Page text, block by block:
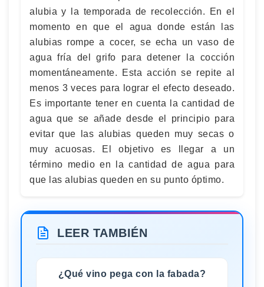
alubia y la temporada de recolección. En el
momento en que el agua donde están las
alubias rompe a cocer, se echa un vaso de
agua fría del grifo para detener la cocción
momentáneamente. Esta acción se repite al
menos 3 veces para lograr el efecto deseado.
Es importante tener en cuenta la cantidad de
agua que se añade desde el principio para
evitar que las alubias queden muy secas o
muy acuosas. El objetivo es llegar a un
término medio en la cantidad de agua para
que las alubias queden en su punto óptimo.
LEER TAMBIÉN
¿Qué vino pega con la fabada?